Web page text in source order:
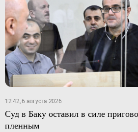
12:42, 6 августа 2026
Суд в Баку оставил в силе
пленным